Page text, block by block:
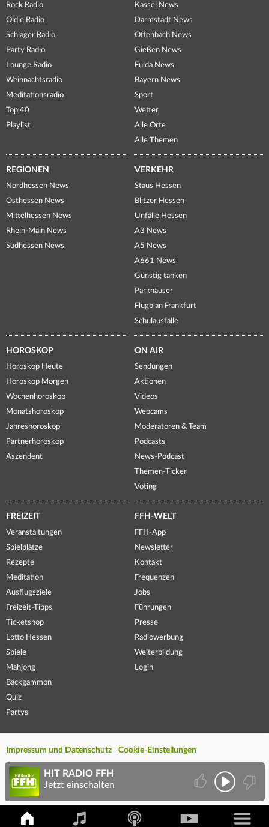
Rock Radio
Oldie Radio
Schlager Radio
Party Radio
Lounge Radio
Weihnachtsradio
Meditationsradio
Top 40
Playlist
Kassel News
Darmstadt News
Offenbach News
Gießen News
Fulda News
Bayern News
Sport
Wetter
Alle Orte
Alle Themen
REGIONEN
Nordhessen News
Osthessen News
Mittelhessen News
Rhein-Main News
Südhessen News
VERKEHR
Staus Hessen
Blitzer Hessen
Unfälle Hessen
A3 News
A5 News
A661 News
Günstig tanken
Parkhäuser
Flugplan Frankfurt
Schulausfälle
HOROSKOP
Horoskop Heute
Horoskop Morgen
Wochenhoroskop
Monatshoroskop
Jahreshoroskop
Partnerhoroskop
Aszendent
ON AIR
Sendungen
Aktionen
Videos
Webcams
Moderatoren & Team
Podcasts
News-Podcast
Themen-Ticker
Voting
FREIZEIT
Veranstaltungen
Spielplätze
Rezepte
Meditation
Ausflugsziele
Freizeit-Tipps
Ticketshop
Lotto Hessen
Spiele
Mahjong
Backgammon
Quiz
Partys
FFH-WELT
FFH-App
Newsletter
Kontakt
Frequenzen
Jobs
Führungen
Presse
Radiowerbung
Weiterbildung
Login
Impressum und Datenschutz Cookie-Einstellungen
HIT RADIO FFH
Jetzt einschalten